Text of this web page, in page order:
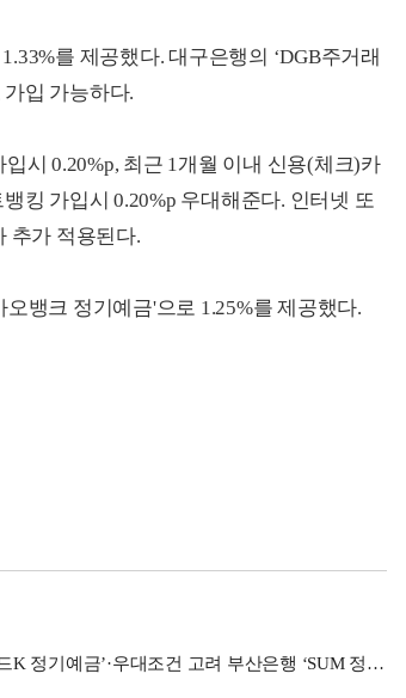
를 제공했다. 대구은행의 ‘DGB주거래
입 가능하다.
시 0.20%p, 최근 1개월 이내 신용(체크)카
킹 가입시 0.20%p 우대해준다. 인터넷 또
추가 적용된다.
뱅크 정기예금'으로 1.25%를 제공했다.
예금’·우대조건 고려 부산은행 ‘SUM 정기예금’